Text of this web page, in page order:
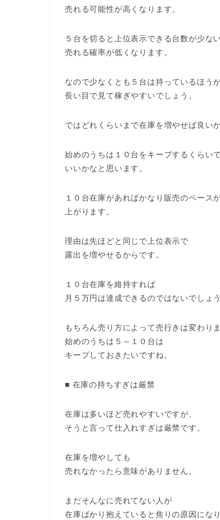
売れる可能性が高くなります。
５台を切ると上位表示できる台数が少な
売れる確率が低くなります。
なので少なくとも５台は持っているほう
長い目で見て稼ぎやすいでしょう。
ではどれくらいまで在庫を増やせば良いか
始めのうちは１０台をキープするくらい
いいかなと思います。
１０台在庫があればかなり販売のペース
上がります。
理由は先ほどと同じで上位表示で
露出を増やせるからです。
１０台在庫を維持すれば
月５万円は達成できるのではないでしょう
もちろん売り方によって売行きは変わり
始めのうちは５～１０台は
キープしておきたいですね。
■ 在庫の持ちすぎは厳禁
在庫は多いほど売れやすいですが、
そうと言って仕入れすぎは厳禁です。
在庫を増やしても
売れなかったら意味がありません。
まだそんなに売れてない人が
在庫ばかり抱えていると焦りの原因になり